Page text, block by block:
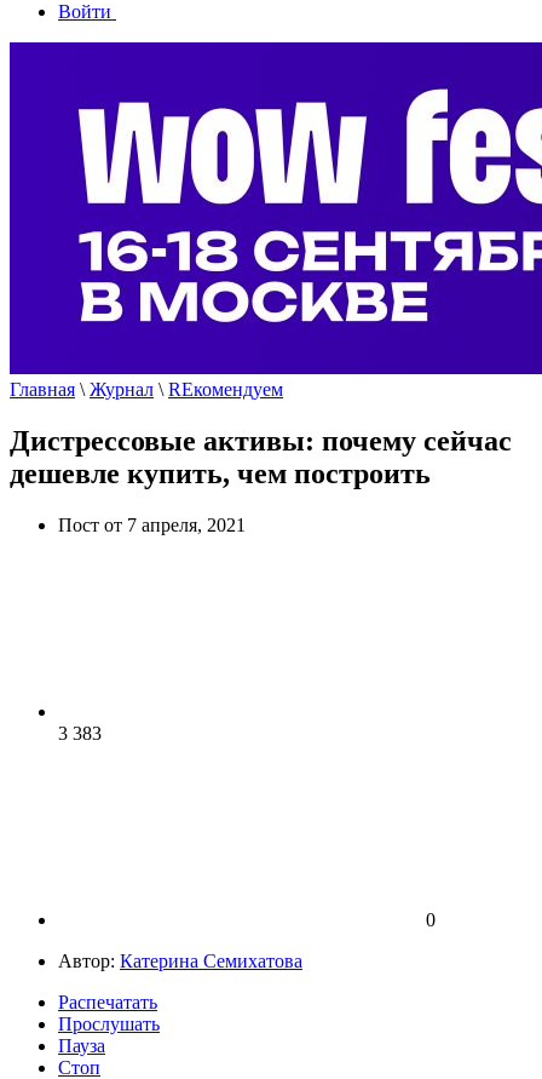
Войти
Главная \ Журнал \ REкомендуем
Дистрессовые активы: почему сейчас
дешевле купить, чем построить
Пост от 7 апреля, 2021
3 383
0
Автор: Катерина Семихатова
Распечатать
Прослушать
Пауза
Стоп